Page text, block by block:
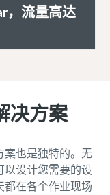
，流量高达
决方案
案也是独特的。无
以设计您需要的设
都在各个作业现场